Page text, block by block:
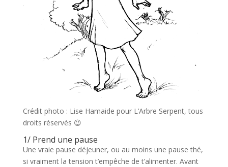
Crédit photo : Lise Hamaide pour L’Arbre Serpent, tous
droits réservés 😉
1/ Prend une pause
Une vraie pause déjeuner, ou au moins une pause thé,
si vraiment la tension t’empêche de t’alimenter. Avant